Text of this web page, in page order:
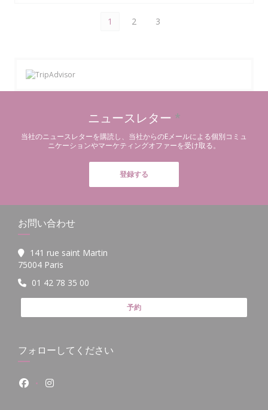
1 2 3
ニュースレター *
当社のニュースレターを購読し、当社からのEメールによる個別コミュ
ニケーションやマーケティングオファーを受け取る。
登録する
お問い合わせ
141 rue saint Martin
75004 Paris
01 42 78 35 00
予約
フォローしてください
Facebook ((新しいウィンドウで開きます))
Instagram ((新しいウィンドウで開きます))